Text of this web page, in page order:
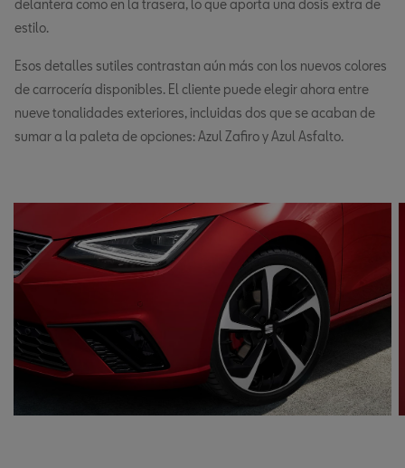
delantera como en la trasera, lo que aporta una dosis extra de
estilo.
Esos detalles sutiles contrastan aún más con los nuevos colores
de carrocería disponibles. El cliente puede elegir ahora entre
nueve tonalidades exteriores, incluidas dos que se acaban de
sumar a la paleta de opciones: Azul Zafiro y Azul Asfalto.